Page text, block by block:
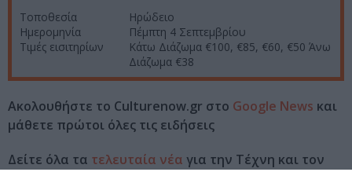
Τοποθεσία
Ηρώδειο
Ημερομηνία
Πέμπτη 4 Σεπτεμβρίου
Τιμές εισιτηρίων
Κάτω Διάζωμα €100, €85, €60, €50 Άνω
Διάζωμα €38
Ακολουθήστε το Culturenow.gr στο Google News και
μάθετε πρώτοι όλες τις ειδήσεις
Δείτε όλα τα τελευταία νέα για την Τέχνη και τον